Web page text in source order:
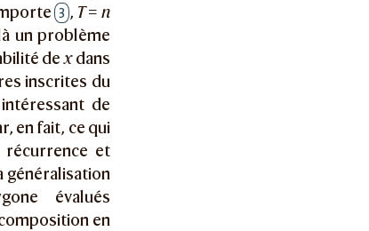
3 , T = n
un problème
dexdans
inscrites du
de
en fait, ce qui
récurrence et
généralisation
évalués
en